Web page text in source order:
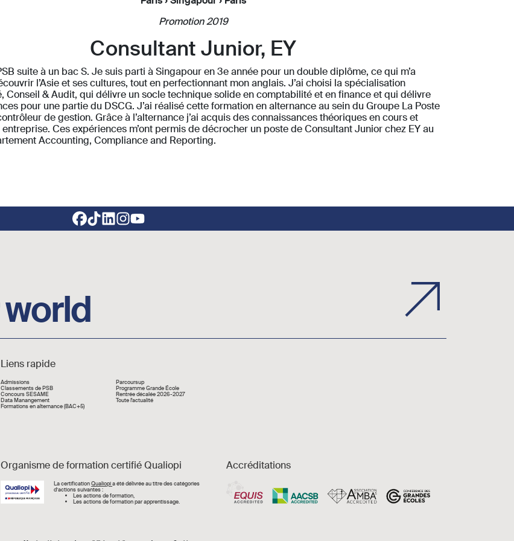
Promotion 2019
Consultant Junior, EY
suite à un bac S. Je suis parti à Singapour en 3e année pour un double diplôme, ce qui m’a
l’Asie et ses cultures, tout en perfectionnant mon anglais. J’ai choisi la spécialisation
Conseil & Audit, qui délivre un socle technique solide en comptabilité et en finance et qui délivre
pour une partie du DSCG. J’ai réalisé cette formation en alternance au sein du Groupe La Poste
de gestion. Grâce à l’alternance j’ai acquis des connaissances théoriques en cours et
Ces expériences m’ont permis de décrocher un poste de Consultant Junior chez EY au
Accounting, Compliance and Reporting.
Liens rapide
Liens rapide
Admissions
Classements de PSB
Concours SESAME
Data Manangement
Formations en alternance (BAC+5)
Parcoursup
Programme Grande École
Rentrée décalée 2026-2027
Toute l'actualité
Organisme de formation certifié Qualiopi
Image La certificationQualiopia été délivrée au titre des catégories
d’actions suivantes :
Les actions de formation,
Les actions de formation par apprentissage.
Accréditations